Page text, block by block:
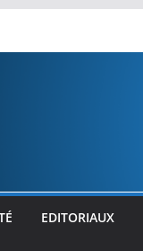
EDITORIAUX